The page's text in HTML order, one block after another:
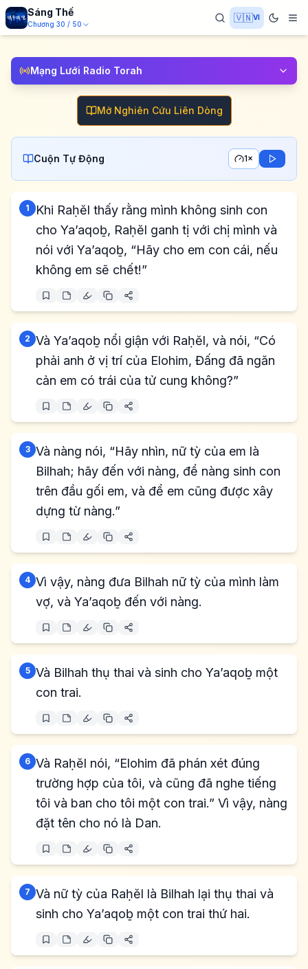
Sáng Thế
Chương 30 / 50
🇻🇳VI
Mạng Lưới Radio Torah
Mở Nghiên Cứu Liên Dòng
Cuộn Tự Động 1×
1
Khi Raḥĕl thấy rằng mình không sinh con
cho Ya’aqoḇ, Raḥĕl ganh tị với chị mình và
nói với Ya’aqoḇ, “Hãy cho em con cái, nếu
không em sẽ chết!”
2 Và Ya’aqoḇ nổi giận với Raḥĕl, và nói, “Có
phải anh ở vị trí của Elohim, Đấng đã ngăn
cản em có trái của tử cung không?”
3 Và nàng nói, “Hãy nhìn, nữ tỳ của em là
Bilhah; hãy đến với nàng, để nàng sinh con
trên đầu gối em, và để em cũng được xây
dựng từ nàng.”
4 Vì vậy, nàng đưa Bilhah nữ tỳ của mình làm
vợ, và Ya’aqoḇ đến với nàng.
5 Và Bilhah thụ thai và sinh cho Ya’aqoḇ một
con trai.
6 Và Raḥĕl nói, “Elohim đã phán xét đúng
trường hợp của tôi, và cũng đã nghe tiếng
tôi và ban cho tôi một con trai.” Vì vậy, nàng
đặt tên cho nó là Dan.
7 Và nữ tỳ của Raḥĕl là Bilhah lại thụ thai và
sinh cho Ya’aqoḇ một con trai thứ hai.